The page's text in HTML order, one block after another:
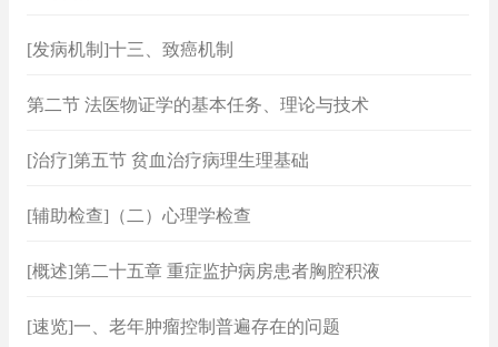
[发病机制]十三、致癌机制
第二节 法医物证学的基本任务、理论与技术
[治疗]第五节 贫血治疗病理生理基础
[辅助检查]（二）心理学检查
[概述]第二十五章 重症监护病房患者胸腔积液
[速览]一、老年肿瘤控制普遍存在的问题